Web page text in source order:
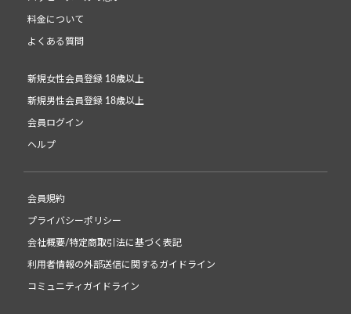
料金について
よくある質問
新規女性会員登録 18歳以上
新規男性会員登録 18歳以上
会員ログイン
ヘルプ
会員規約
プライバシーポリシー
会社概要/特定商取引法に基づく表記
利用者情報の外部送信に関するガイドライン
コミュニティガイドライン